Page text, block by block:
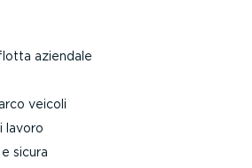
aziendale
veicoli
lavoro
sicura